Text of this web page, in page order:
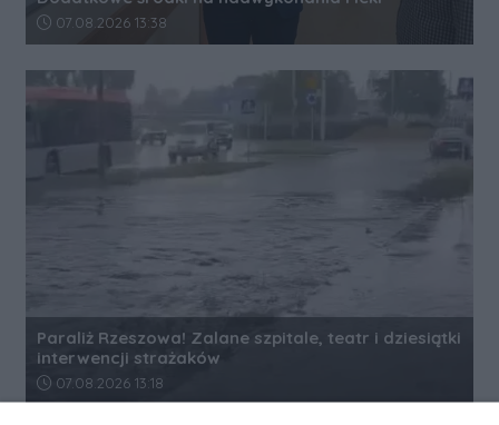
Data dodania artykułu:
07.08.2026 13:38
Paraliż Rzeszowa! Zalane szpitale, teatr i dziesiątki
interwencji strażaków
Data dodania artykułu:
07.08.2026 13:18